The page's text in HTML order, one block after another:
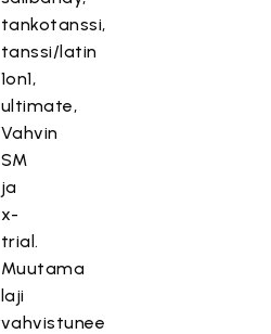
tankotanssi,
tanssi/latin
1on1,
ultimate,
Vahvin
SM
ja
x-
trial.
Muutama
laji
vahvistunee